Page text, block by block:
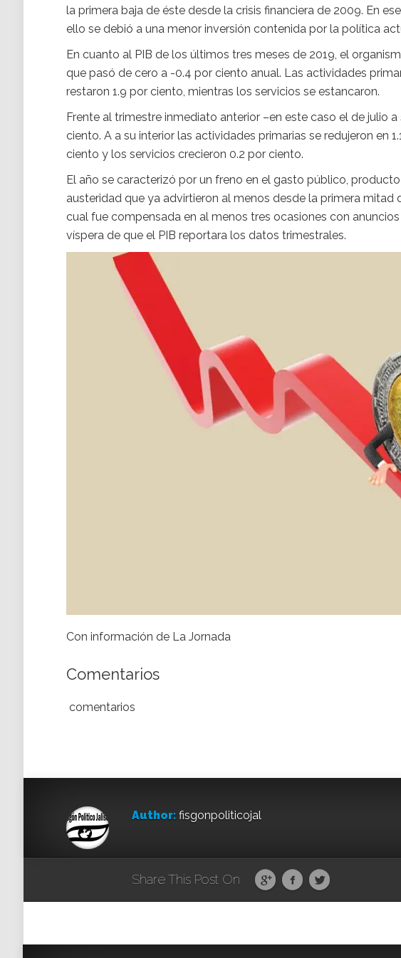
la primera baja de éste desde la crisis financiera de 2009. En
ello se debió a una menor inversión contenida por la política
En cuanto al PIB de los últimos tres meses de 2019, el
que pasó de cero a -0.4 por ciento anual. Las actividades
restaron 1.9 por ciento, mientras los servicios se estancaron.
Frente al trimestre inmediato anterior –en este caso el de julio
ciento. A a su interior las actividades primarias se redujeron en
ciento y los servicios crecieron 0.2 por ciento.
El año se caracterizó por un freno en el gasto público,
austeridad que ya advirtieron al menos desde la primera
cual fue compensada en al menos tres ocasiones con
víspera de que el PIB reportara los datos trimestrales.
Con información de La Jornada
Comentarios
comentarios
Author: fisgonpoliticojal
Share This Post On